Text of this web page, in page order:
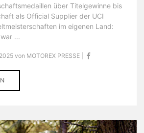
über Titelgewinne bis
als Official Supplier der UCI
im eigenen Land:
...
von MOTOREX PRESSE |